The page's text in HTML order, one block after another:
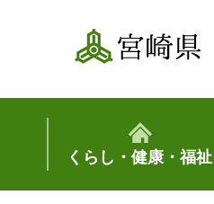
宮崎県
くらし・健康・福祉